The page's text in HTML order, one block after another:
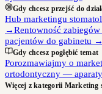
Gdy chcesz przejść do
Hub marketingu
→Rentowność
pacjentów do gabinetu →
Gdy chcesz pogłębić temat
Porozmawiajmy o
ortodontyczny —
Więcej z kategorii Marketing